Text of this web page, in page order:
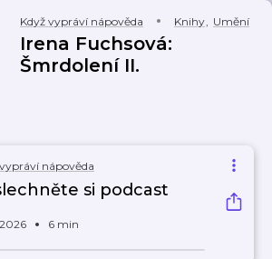
Když vypráví nápověda Knihy, Umění
Irena Fuchsová:
Šmrdolení II.
nápověda
si podcast
6 min